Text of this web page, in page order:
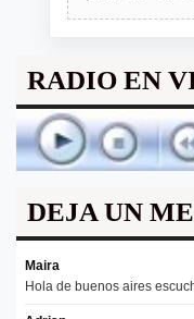
RADIO EN
DEJA UN